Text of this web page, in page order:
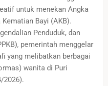
untuk menekan Angka
Bayi (AKB).
Penduduk, dan
pemerintah menggelar
yang melibatkan berbagai
wanita di Puri
2026).